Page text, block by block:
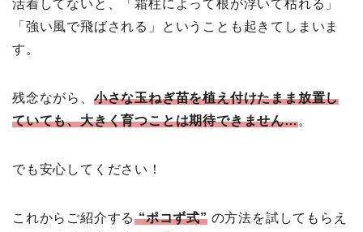
活着してないと、「霜柱によって根が浮いて枯れる」
「強い風で飛ばされる」ということも起きてしまいま
す。
残念ながら、 小さな玉ねぎ苗を植え付けたまま放置し
ていても、大きく育つことは期待できません…。
でも安心してください！
これからご紹介する“ポコず式” の方法を試してもらえ